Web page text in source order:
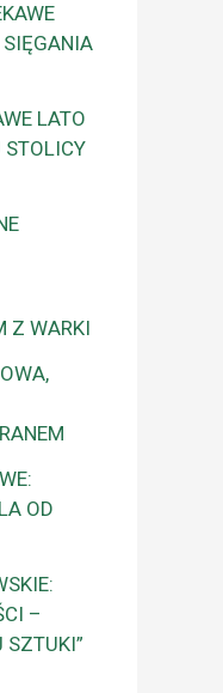
LATO
STOLICY
Z WARKI
OD
–
SZTUKI”